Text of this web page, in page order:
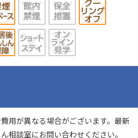
用が異なる場合がございます。最新
相談室にお問い合わせください。